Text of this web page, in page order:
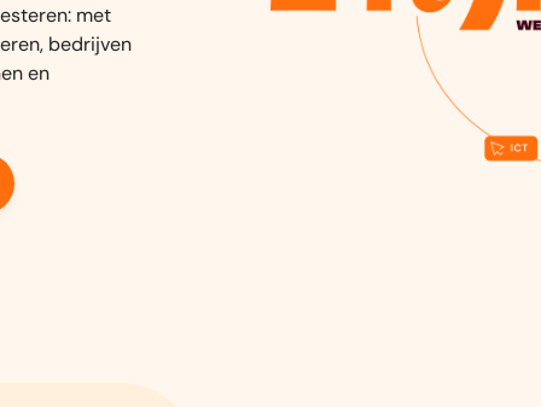
met
bedrijven
en